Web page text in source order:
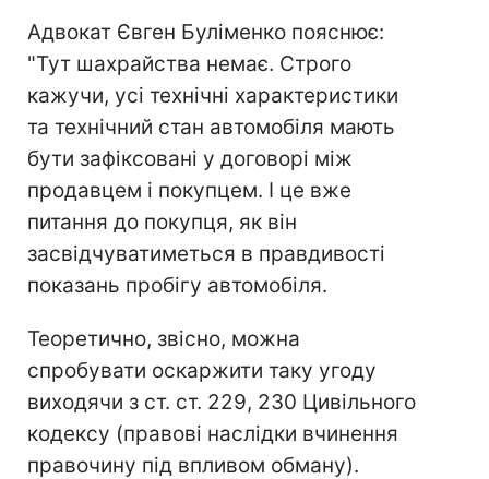
Адвокат Євген Буліменко пояснює:
"Тут шахрайства немає. Строго
кажучи, усі технічні характеристики
та технічний стан автомобіля мають
бути зафіксовані у договорі між
продавцем і покупцем. І це вже
питання до покупця, як він
засвідчуватиметься в правдивості
показань пробігу автомобіля.
Теоретично, звісно, можна
спробувати оскаржити таку угоду
виходячи з ст. ст. 229, 230 Цивільного
кодексу (правові наслідки вчинення
правочину під впливом обману).